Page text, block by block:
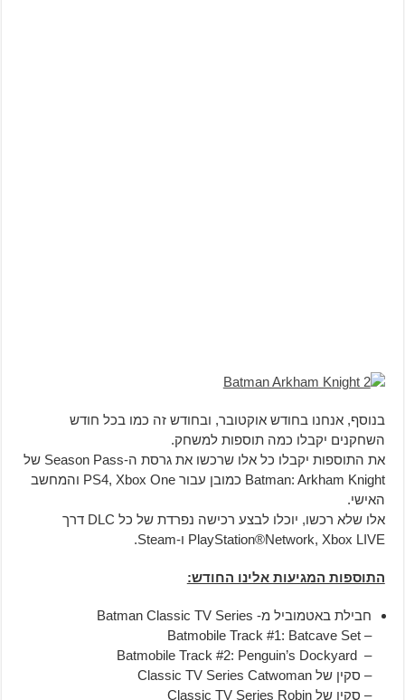
בנוסף, אנחנו בחודש אוקטובר, ובחודש זה כמו בכל חודש
השחקנים יקבלו כמה תוספות למשחק.
את התוספות יקבלו כל אלו שרכשו את גרסת ה-Season Pass של
Batman: Arkham Knight כמובן עבור PS4, Xbox One והמחשב
האישי.
אלו שלא רכשו, יוכלו לבצע רכישה נפרדת של כל DLC דרך
PlayStation®Network, Xbox LIVE ו-Steam.
התוספות המגיעות אלינו החודש:
חבילת באטמוביל מ- Batman Classic TV Series
– Batmobile Track #1: Batcave Set
– Batmobile Track #2: Penguin’s Dockyard
– סקין של Classic TV Series Catwoman
– סקין של Classic TV Series Robin